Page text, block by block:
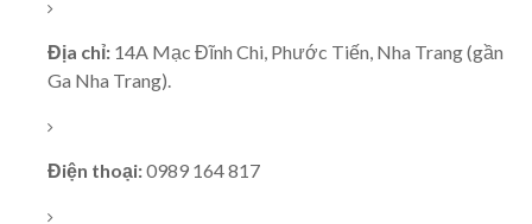
Địa chỉ: 14A Mạc Đĩnh Chi, Phước Tiến, Nha Trang (gần
Ga Nha Trang).
Điện thoại:0989 164 817